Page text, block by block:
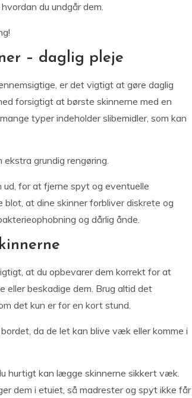
du undgår dem.
– daglig pleje
er det vigtigt at gøre daglig
forsigtigt at børste skinnerne med en
typer indeholder slibemidler, som kan
grundig rengøring.
ud, for at fjerne spyt og eventuelle
blot, at dine skinner forbliver diskrete og
og dårlig ånde.
at du opbevarer dem korrekt for at
beskadige dem. Brug altid det
det kun er for en kort stund.
da de let kan blive væk eller komme i
hurtigt kan lægge skinnerne sikkert væk.
dem i etuiet, så madrester og spyt ikke får